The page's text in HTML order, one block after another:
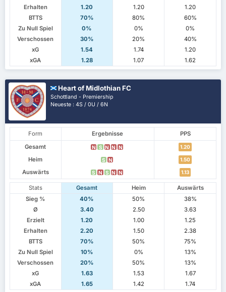
Erhalten
1.20 1.20
1.20
BTTS
70% 80%
60%
Zu Null Spiel
0% 0%
0%
Verschossen
30% 20%
40%
xG
1.54 1.74
1.20
xGA
1.28 1.07 1.62
Heart of Midlothian FC
Schottland - Premiership
Neueste : 4S / 0U / 6N
Form Ergebnisse
PPS
Gesamt
N S N N N 1.20
Heim S N 1.50
Auswärts S N S N N 1.13
Stats Gesamt Heim
Auswärts
Sieg %
40% 50%
38%
Ø
3.40 2.50
3.63
Erzielt
1.20 1.00
1.25
Erhalten
2.20 1.50
2.38
BTTS
70% 50%
75%
Zu Null Spiel
10% 0%
13%
Verschossen
20% 50%
13%
xG
1.63 1.53
1.67
xGA
1.65 1.42 1.74